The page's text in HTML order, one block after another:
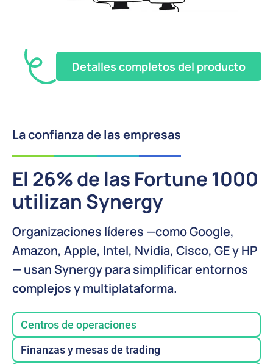
Detalles completos del producto
La confianza de las empresas
El 26% de las Fortune 1000
utilizan Synergy
Organizaciones líderes —como Google,
Amazon, Apple, Intel, Nvidia, Cisco, GE y HP
— usan Synergy para simplificar entornos
complejos y multiplataforma.
Centros de operaciones
Finanzas y mesas de trading